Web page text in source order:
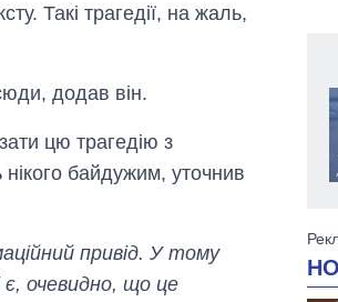
Такі трагедії, на жаль,
додав він.
цю трагедію з
нікого байдужим, уточнив
привід. У тому
є, очевидно, що це
Скільки картоплі
Україні до і під час
великої війни